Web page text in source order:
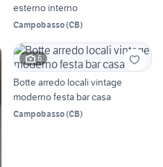
esterno interno
Campobasso(CB)
6
Botte arredo locali vintage
moderno festa bar casa
Campobasso(CB)